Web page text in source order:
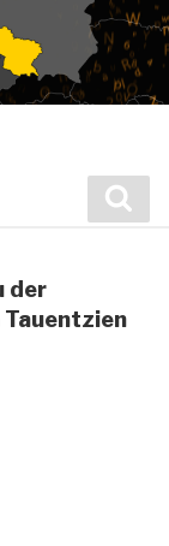
der
Tauentzien